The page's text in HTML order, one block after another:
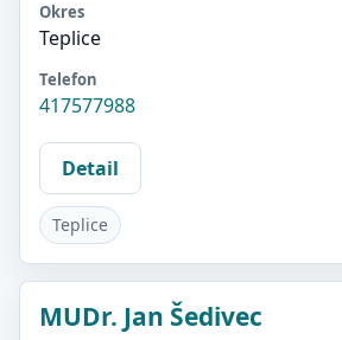
Okres
Teplice
Telefon
417577988
Detail
Teplice
MUDr. Jan Šedivec